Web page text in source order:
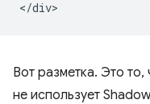
Вот разметка. Это
не использует